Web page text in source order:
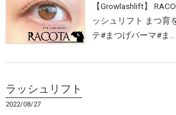
【Growlashlift】
ッシュリフト まつ育
テ#まつげパーマ#ま…
ラッシュリフト
2022/08/27